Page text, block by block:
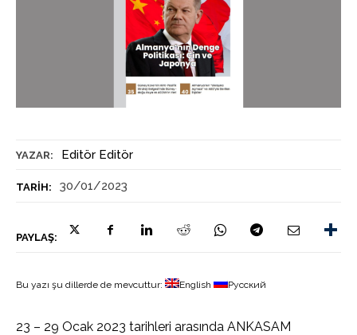
YAZAR: Editör Editör
TARIH: 30/01/2023
PAYLAŞ:
Bu yazı şu dillerde de mevcuttur: English Русский
23 – 29 Ocak 2023 tarihleri arasında ANKASAM